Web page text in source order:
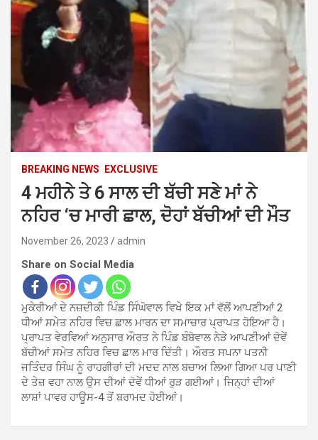
BREAKING NEWS EXCLUSIVE
4 ਮਹੀਨੇ ਤੇ 6 ਸਾਲ ਦੀ ਬੱਚੀ ਸਣੇ ਮਾਂ ਨੇ
ਨਹਿਰ ‘ਚ ਮਾਰੀ ਛਾਲ, ਦੋਹਾਂ ਬੱਚੀਆਂ ਦੀ ਮੌਤ
November 26, 2023 admin
Share on Social Media
ਮੁਕੇਰੀਆਂ ਦੇ ਨਜ਼ਦੀਕੀ ਪਿੰਡ ਸਿੰਘੋਵਾਲ ਵਿਖੇ ਇਕ ਮਾਂ ਵੱਲੋਂ ਆਪਣੀਆਂ 2
ਧੀਆਂ ਸਮੇਤ ਨਹਿਰ ਵਿਚ ਛਾਲ ਮਾਰਨ ਦਾ ਸਮਾਚਾਰ ਪ੍ਰਾਪਤ ਹੋਇਆ ਹੈ।
ਪ੍ਰਾਪਤ ਵੇਰਵਿਆਂ ਅਨੁਸਾਰ ਔਰਤ ਨੇ ਪਿੰਡ ਬੰਬੋਵਾਲ ਨੇੜੇ ਆਪਣੀਆਂ ਦੋਵੇਂ
ਬੱਚੀਆਂ ਸਮੇਤ ਨਹਿਰ ਵਿਚ ਛਾਲ ਮਾਰ ਦਿੱਤੀ। ਔਰਤ ਸਪਨਾ ਪਤਨੀ
ਜਤਿੰਦਰ ਸਿੰਘ ਨੂੰ ਰਾਹਗੀਰਾਂ ਦੀ ਮਦਦ ਨਾਲ ਬਚਾਅ ਲਿਆ ਗਿਆ ਪਰ ਪਾਣੀ
ਦੇ ਤੇਜ਼ ਵਹਾ ਨਾਲ ਉਸ ਦੀਆਂ ਦੋਵੇਂ ਧੀਆਂ ਰੁੜ ਗਈਆਂ। ਜਿਨ੍ਹਾਂ ਦੀਆਂ
ਲਾਸ਼ਾਂ ਪਾਵਰ ਹਾਊਸ-4 ਤੋਂ ਬਰਾਮਦ ਹੋਈਆਂ।